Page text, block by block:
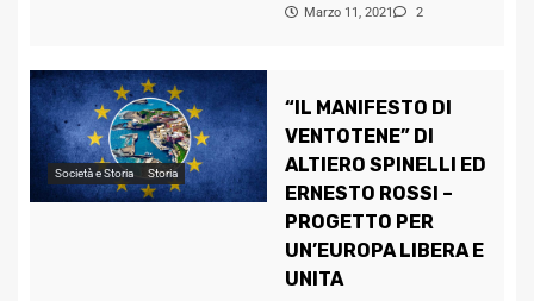
Marzo 11, 2021
2
Società e Storia Storia
“IL MANIFESTO DI
VENTOTENE” DI
ALTIERO SPINELLI ED
ERNESTO ROSSI –
PROGETTO PER
UN’EUROPA LIBERA E
UNITA